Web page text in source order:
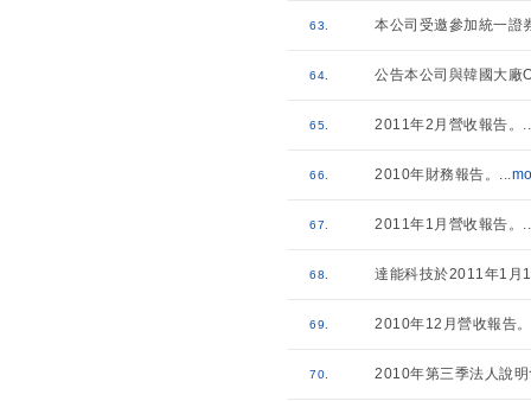
63. 本公司受邀參加統一證
64. 公告本公司與韓國大廠
65. 2011年2月營收報告。
66. 2010年財務報告。 ...
67. 2011年1月營收報告。
68. 達能科技於2011年1月
69. 2010年12月營收報告。
70. 2010年第三季法人說